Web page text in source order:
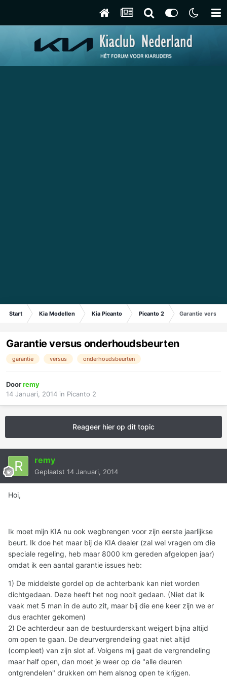
Start Kia Modellen Kia Picanto Picanto 2 Garantie versus
Garantie versus onderhoudsbeurten
garantie versus onderhoudsbeurten
Doorremy
14 Januari, 2014 in Picanto 2
Reageer hier op dit topic
remy
Geplaatst 14 Januari, 2014
Hoi,
Ik moet mijn KIA nu ook wegbrengen voor zijn eerste jaarlijkse
beurt. Ik doe het maar bij de KIA dealer (zal wel vragen om die
speciale regeling, heb maar 8000 km gereden afgelopen jaar)
omdat ik een aantal garantie issues heb:
1) De middelste gordel op de achterbank kan niet worden
dichtgedaan. Deze heeft het nog nooit gedaan. (Niet dat ik
vaak met 5 man in de auto zit, maar bij die ene keer zijn we er
dus erachter gekomen)
2) De achterdeur aan de bestuurderskant weigert bijna altijd
om open te gaan. De deurvergrendeling gaat niet altijd
(compleet) van zijn slot af. Volgens mij gaat de vergrendeling
maar half open, dan moet je weer op de "alle deuren
ontgrendelen" drukken om hem alsnog open te krijgen.